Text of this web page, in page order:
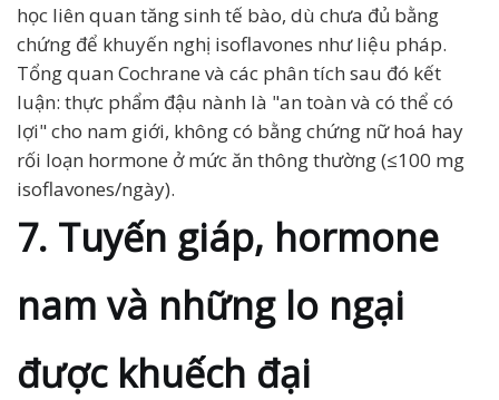
học liên quan tăng sinh tế bào, dù chưa đủ bằng
chứng để khuyến nghị isoflavones như liệu pháp.
Tổng quan Cochrane và các phân tích sau đó kết
luận: thực phẩm đậu nành là "an toàn và có thể có
lợi" cho nam giới, không có bằng chứng nữ hoá hay
rối loạn hormone ở mức ăn thông thường (≤100 mg
isoflavones/ngày).
7. Tuyến giáp, hormone
nam và những lo ngại
được khuếch đại